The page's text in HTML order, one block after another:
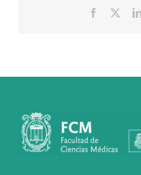
Facebook